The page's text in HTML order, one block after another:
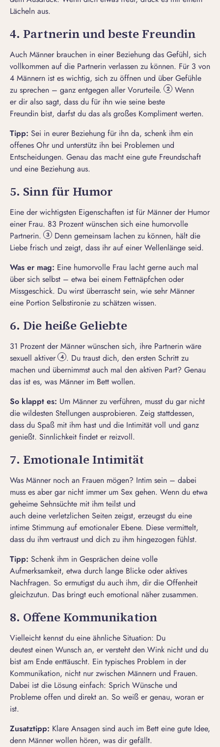
Lächeln aus.
4. Partnerin und beste Freundin
Auch Männer brauchen in einer Beziehung das Gefühl, sich
vollkommen auf die Partnerin verlassen zu können. Für 3 von
4 Männern ist es wichtig, sich zu öffnen und über Gefühle
zu sprechen – ganz entgegen aller Vorurteile.
2
Wenn
er dir also sagt, dass du für ihn wie seine beste
Freundin bist, darfst du das als großes Kompliment werten.
Tipp: Sei in eurer Beziehung für ihn da, schenk ihm ein
offenes Ohr und unterstütz ihn bei Problemen und
Entscheidungen. Genau das macht eine gute Freundschaft
und eine Beziehung aus.
5. Sinn für Humor
Eine der wichtigsten Eigenschaften ist für Männer der Humor
einer Frau. 83 Prozent wünschen sich eine humorvolle
Partnerin.
3
Denn gemeinsam lachen zu können, hält die
Liebe frisch und zeigt, dass ihr auf einer Wellenlänge seid.
Was er mag: Eine humorvolle Frau lacht gerne auch mal
über sich selbst – etwa bei einem Fettnäpfchen oder
Missgeschick. Du wirst überrascht sein, wie sehr Männer
eine Portion Selbstironie zu schätzen wissen.
6. Die heiße Geliebte
31 Prozent der Männer wünschen sich, ihre Partnerin wäre
sexuell aktiver
4 . Du traust dich, den ersten Schritt zu
machen und übernimmst auch mal den aktiven Part? Genau
das ist es, was Männer im Bett wollen.
So klappt es: Um Männer zu verführen, musst du gar nicht
die wildesten Stellungen ausprobieren. Zeig stattdessen,
dass du Spaß mit ihm hast und die Intimität voll und ganz
genießt. Sinnlichkeit findet er reizvoll.
7. Emotionale Intimität
Was Männer noch an Frauen mögen? Intim sein – dabei
muss es aber gar nicht immer um Sex gehen. Wenn du etwa
geheime Sehnsüchte mit ihm teilst und
auch deine verletzlichen Seiten zeigst, erzeugst du eine
intime Stimmung auf emotionaler Ebene. Diese vermittelt,
dass du ihm vertraust und dich zu ihm hingezogen fühlst.
Tipp: Schenk ihm in Gesprächen deine volle
Aufmerksamkeit, etwa durch lange Blicke oder aktives
Nachfragen. So ermutigst du auch ihm, dir die Offenheit
gleichzutun. Das bringt euch emotional näher zusammen.
8. Offene Kommunikation
Vielleicht kennst du eine ähnliche Situation: Du
deutest einen Wunsch an, er versteht den Wink nicht und du
bist am Ende enttäuscht. Ein typisches Problem in der
Kommunikation, nicht nur zwischen Männern und Frauen.
Dabei ist die Lösung einfach: Sprich Wünsche und
Probleme offen und direkt an. So weiß er genau, woran er
ist.
Zusatztipp: Klare Ansagen sind auch im Bett eine gute Idee,
denn Männer wollen hören, was dir gefällt.